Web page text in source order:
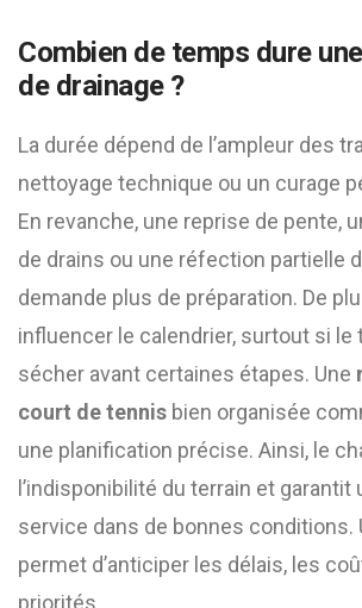
Combien de temps dure
de drainage ?
La durée dépend de l’ampleur des
nettoyage technique ou un curage
En revanche, une reprise de pente,
de drains ou une réfection partielle
demande plus de préparation. De
influencer le calendrier, surtout si le
sécher avant certaines étapes. Une
court de tennis bien organisée
une planification précise. Ainsi, le
l’indisponibilité du terrain et garantit
service dans de bonnes conditions.
permet d’anticiper les délais, les
priorités.